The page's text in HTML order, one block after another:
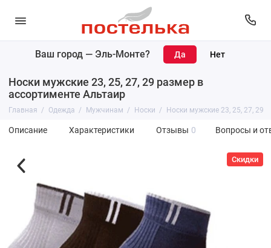
Ваш город — Эль-Монте?
Носки мужские 23, 25, 27, 29 размер в
ассортименте Альтаир
Главная Одежда Мужчинам Носки Носки мужские 23, 25, 27, 29
Описание Характеристики Отзывы 0 Вопросы и
Скидки